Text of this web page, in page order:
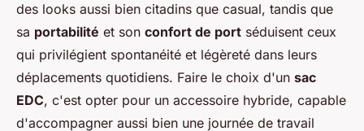
des looks aussi bien citadins que casual, tandis que
sa portabilité et son confort de port séduisent ceux
qui privilégient spontanéité et légèreté dans leurs
déplacements quotidiens. Faire le choix d'un sac
EDC, c'est opter pour un accessoire hybride, capable
d'accompagner aussi bien une journée de travail